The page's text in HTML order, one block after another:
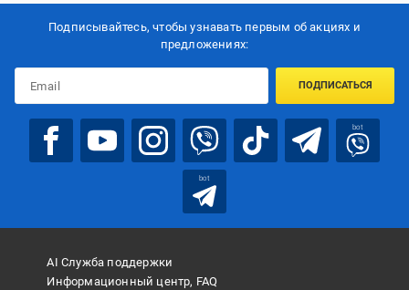
Подписывайтесь, чтобы узнавать первым об акцияx и
предложениях:
ПОДПИСАТЬСЯ
bot
bot
AI Служба поддержки
Информационный центр, FAQ